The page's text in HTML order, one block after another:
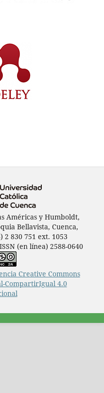
Américas y Humboldt,
Bellavista, Cuenca,
2 830 751 ext. 1053
(en línea) 2588-0640
Creative Commons
CompartirIgual 4.0